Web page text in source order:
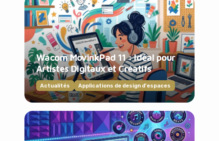
Wacom MovinkPad 11 : Idéal pour
Artistes Digitaux et Créatifs
Actualités Applications de design d'espaces